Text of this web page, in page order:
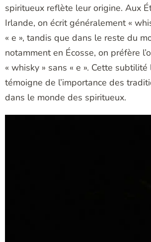
spiritueux reflète leur origine. Aux
Irlande, on écrit généralement «
« e », tandis que dans le reste du
notamment en Écosse, on préfère
« whisky » sans « e ». Cette
témoigne de l’importance des
dans le monde des spiritueux.